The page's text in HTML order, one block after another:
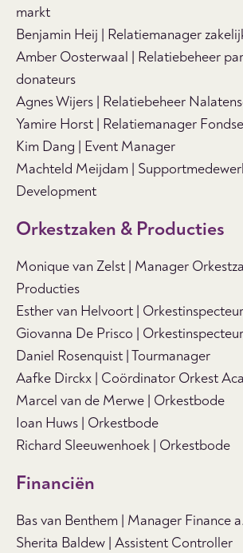
markt
Benjamin Heij | Relatiemanager
Amber Oosterwaal | Relatiebeheer
donateurs
Agnes Wijers | Relatiebeheer
Yamire Horst | Relatiemanager
Kim Dang | Event Manager
Machteld Meijdam |
Development
Orkestzaken & Producties
Monique van Zelst | Manager
Producties
Esther van Helvoort | Orkestinspecteur
Giovanna De Prisco | Orkestinspecteur
Daniel Rosenquist | Tourmanager
Aafke Dirckx | Coördinator Orkest
Marcel van de Merwe | Orkestbode
Ioan Huws | Orkestbode
Richard Sleeuwenhoek | Orkestbode
Financiën
Bas van Benthem | Manager Finance
Sherita Baldew | Assistent Controller